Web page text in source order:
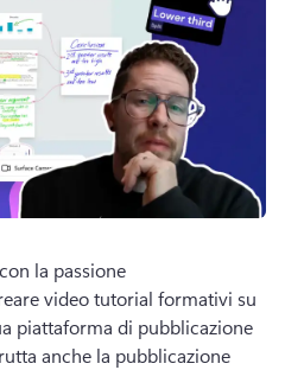
la passione
video tutorial formativi su
piattaforma di pubblicazione
anche la pubblicazione